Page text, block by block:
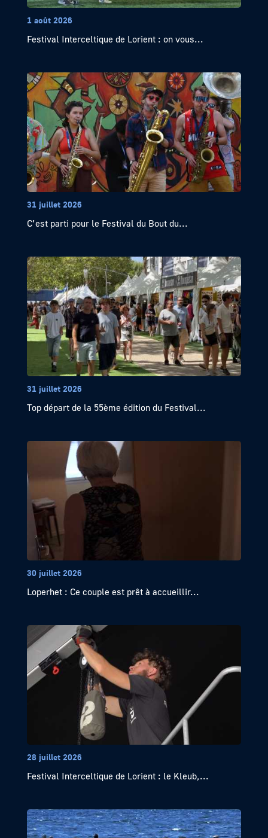
1 août 2026
Festival Interceltique de Lorient : on vous...
31 juillet 2026
C’est parti pour le Festival du Bout du...
31 juillet 2026
Top départ de la 55ème édition du Festival...
30 juillet 2026
Loperhet : Ce couple est prêt à accueillir...
28 juillet 2026
Festival Interceltique de Lorient : le Kleub,...